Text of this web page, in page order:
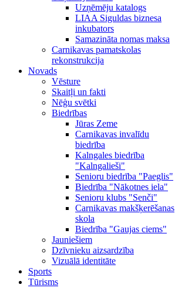
Uzņēmēju katalogs
LIAA Siguldas biznesa
inkubators
Samazināta nomas maksa
Carnikavas pamatskolas
rekonstrukcija
Novads
Vēsture
Skaitļi un fakti
Nēģu svētki
Biedrības
Jūras Zeme
Carnikavas invalīdu
biedrība
Kalngales biedrība
"Kalngalieši"
Senioru biedrība "Paeglis"
Biedrība "Nākotnes iela"
Senioru klubs "Senči"
Carnikavas makšķerēšanas
skola
Biedrība "Gaujas ciems"
Jauniešiem
Dzīvnieku aizsardzība
Vizuālā identitāte
Sports
Tūrisms